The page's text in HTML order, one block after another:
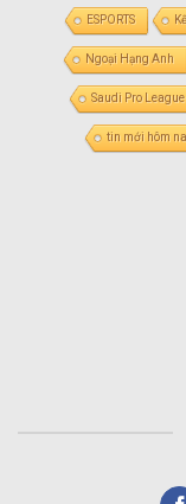
ESPORTS
Ngoại Hạng Anh
Saudi Pro League
tin mới hôm